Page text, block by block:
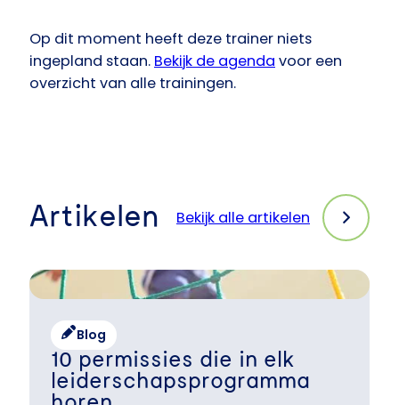
Op dit moment heeft deze trainer niets
ingepland staan. Bekijk de agenda voor een
overzicht van alle trainingen.
Artikelen Bekijk alle artikelen
Blog
10 permissies die in elk
leiderschapsprogramma